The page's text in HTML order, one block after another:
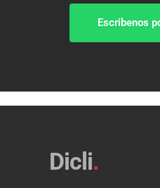
Escribenos
Dicli.